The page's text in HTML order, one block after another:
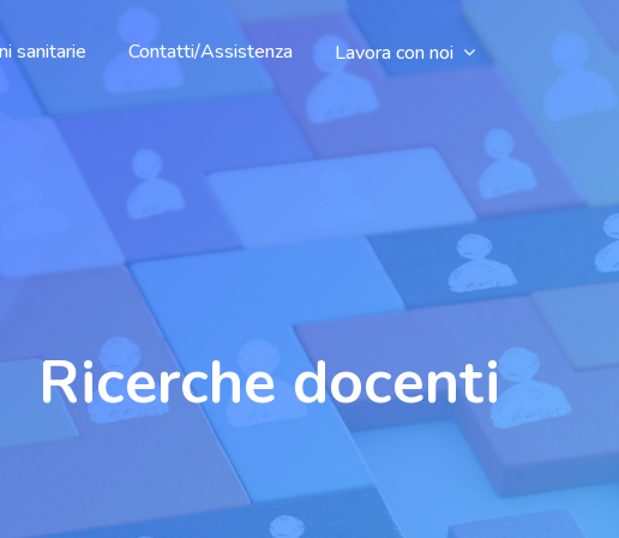
sanitarie Contatti/Assistenza Lavora con noi
Ricerche docenti